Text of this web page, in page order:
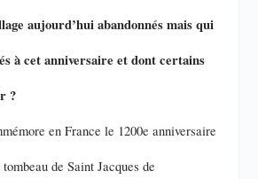
aujourd’hui abandonnés mais qui
à cet anniversaire et dont certains
?
en France le 1200e anniversaire
de Saint Jacques de